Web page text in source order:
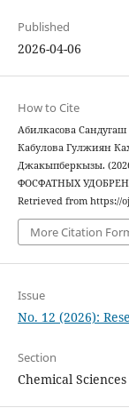
Published
2026-04-06
How to Cite
Абилкасова
Кабулова Гулжиян
Джакыпберкызы.
ФОСФАТНЫХ
Retrieved from https://
More Citation
Issue
No. 12 (2026):
Section
Chemical Sciences